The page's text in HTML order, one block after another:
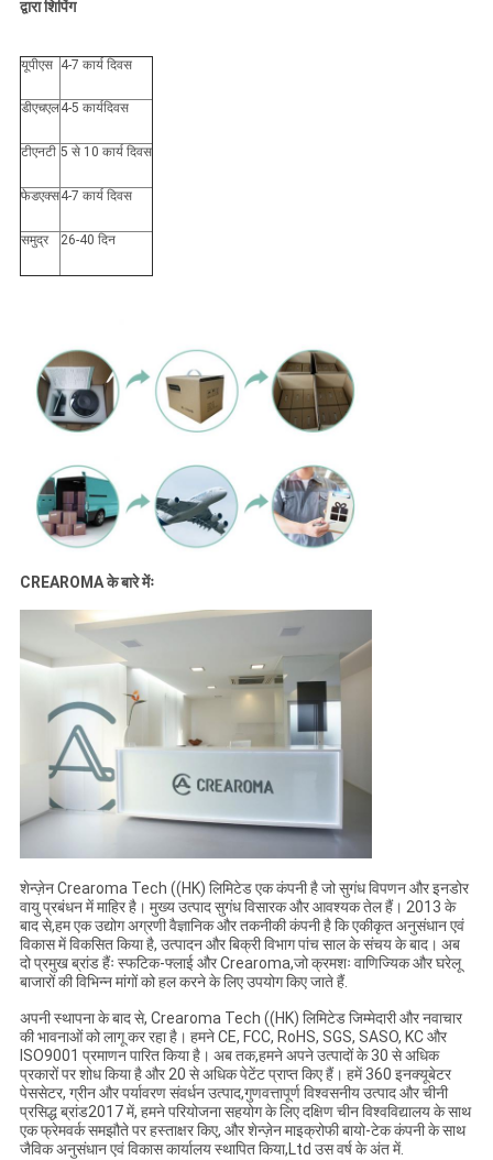
द्वारा शिपिंग
यूपीएस 4-7 कार्य दिवस
डीएचएल4-5 कार्यदिवस
टीएनटी 5 से 10 कार्य दिवस
फेडएक्स4-7 कार्य दिवस
समुद्र 26-40 दिन
CREAROMA के बारे मेंः
शेन्ज़ेन Crearoma Tech ((HK) लिमिटेड एक कंपनी है जो सुगंध विपणन और इनडोर
वायु प्रबंधन में माहिर है। मुख्य उत्पाद सुगंध विसारक और आवश्यक तेल हैं। 2013 के
बाद से,हम एक उद्योग अग्रणी वैज्ञानिक और तकनीकी कंपनी है कि एकीकृत अनुसंधान एवं
विकास में विकसित किया है, उत्पादन और बिक्री विभाग पांच साल के संचय के बाद। अब
दो प्रमुख ब्रांड हैंः स्फटिक-फ्लाई और Crearoma,जो क्रमशः वाणिज्यिक और घरेलू
बाजारों की विभिन्न मांगों को हल करने के लिए उपयोग किए जाते हैं.
अपनी स्थापना के बाद से, Crearoma Tech ((HK) लिमिटेड जिम्मेदारी और नवाचार
की भावनाओं को लागू कर रहा है। हमने CE, FCC, RoHS, SGS, SASO, KC और
ISO9001 प्रमाणन पारित किया है। अब तक,हमने अपने उत्पादों के 30 से अधिक
प्रकारों पर शोध किया है और 20 से अधिक पेटेंट प्राप्त किए हैं। हमें 360 इनक्यूबेटर
पेससेटर, ग्रीन और पर्यावरण संवर्धन उत्पाद,गुणवत्तापूर्ण विश्वसनीय उत्पाद और चीनी
प्रसिद्ध ब्रांड2017 में, हमने परियोजना सहयोग के लिए दक्षिण चीन विश्वविद्यालय के साथ
एक फ्रेमवर्क समझौते पर हस्ताक्षर किए, और शेन्ज़ेन माइक्रोफी बायो-टेक कंपनी के साथ
जैविक अनुसंधान एवं विकास कार्यालय स्थापित किया,Ltd उस वर्ष के अंत में.